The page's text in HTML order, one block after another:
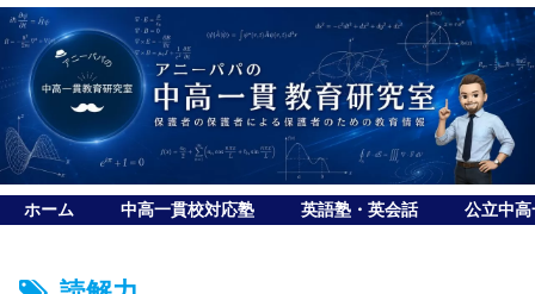
ホーム 中高一貫校対応塾 英語塾・英会話 公立中